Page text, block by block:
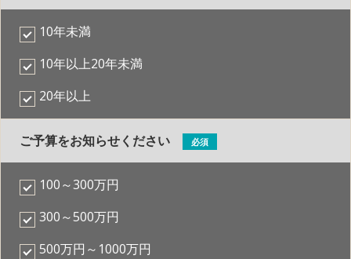
10年未満
10年以上20年未満
20年以上
ご予算をお知らせください 必須
100～300万円
300～500万円
500万円～1000万円